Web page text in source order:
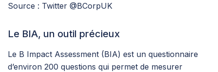
Source : Twitter @BCorpUK
Le BIA, un outil précieux
Le B Impact Assessment (BIA) est un questionnaire
d’environ 200 questions qui permet de mesurer